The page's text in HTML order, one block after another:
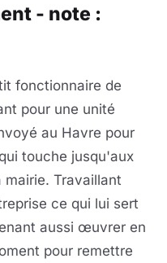
- note :
fonctionnaire de
pour une unité
au Havre pour
touche jusqu'aux
Travaillant
ce qui lui sert
aussi œuvrer en
pour remettre